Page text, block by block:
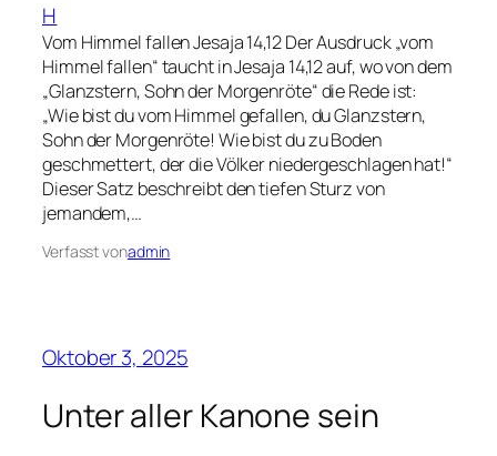
H
Vom Himmel fallen Jesaja 14,12 Der Ausdruck „vom
Himmel fallen“ taucht in Jesaja 14,12 auf, wo von dem
„Glanzstern, Sohn der Morgenröte“ die Rede ist:
„Wie bist du vom Himmel gefallen, du Glanzstern,
Sohn der Morgenröte! Wie bist du zu Boden
geschmettert, der die Völker niedergeschlagen hat!“
Dieser Satz beschreibt den tiefen Sturz von
jemandem,…
Verfasst vonadmin
Oktober 3, 2025
Unter aller Kanone sein